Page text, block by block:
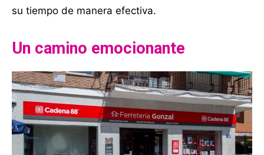
su tiempo de manera efectiva.
Un camino emocionante